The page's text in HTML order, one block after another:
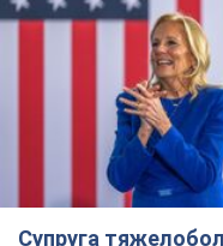
Сначала врачи не
9,8 т.
Ее убила Россия:
девочка, раненая в
российской атаки
В тот день во время